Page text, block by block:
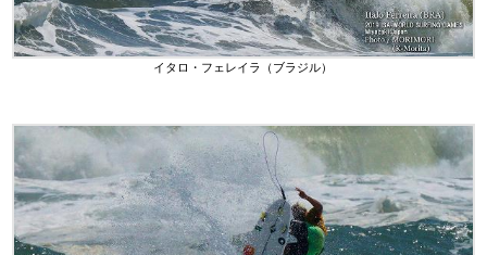
イタロ・フェレイラ（ブラジル）